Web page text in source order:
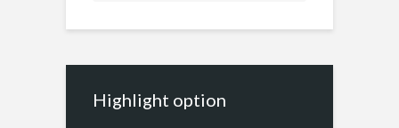
Highlight option